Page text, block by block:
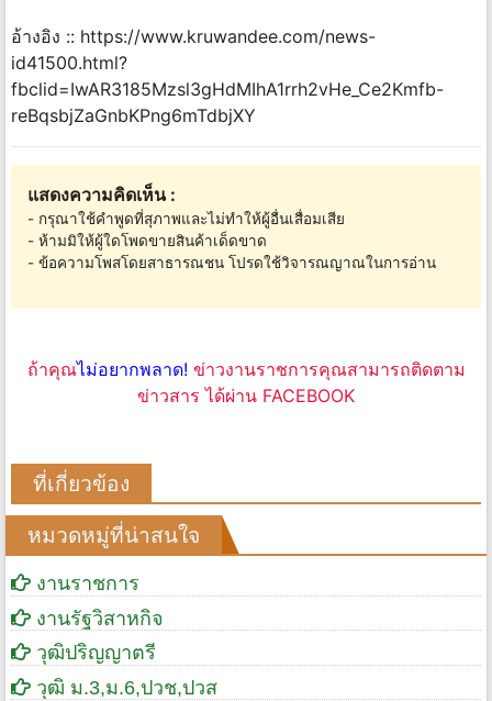
อ้างอิง :: https://www.kruwandee.com/news-
id41500.html?
fbclid=IwAR3185Mzsl3gHdMIhA1rrh2vHe_Ce2Kmfb-
reBqsbjZaGnbKPng6mTdbjXY
แสดงความคิดเห็น :
- กรุณาใช้คำพูดที่สุภาพและไม่ทำให้ผู้อื่นเสื่อมเสีย
- ห้ามมิให้ผู้ใดโพดขายสินค้าเด็ดขาด
- ข้อความโพสโดยสาธารณชน โปรดใช้วิจารณญาณในการอ่าน
ถ้าคุณไม่อยากพลาด! ข่าวงานราชการคุณสามารถติดตาม
ข่าวสาร ได้ผ่าน FACEBOOK
ที่เกี่ยวข้อง
หมวดหมู่ที่น่าสนใจ
งานราชการ
งานรัฐวิสาหกิจ
วุฒิปริญญาตรี
วุฒิ ม.3,ม.6,ปวช,ปวส